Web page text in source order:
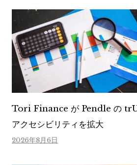
Tori Finance が Pendle の
アクセシビリティを拡大
2026年8月6日